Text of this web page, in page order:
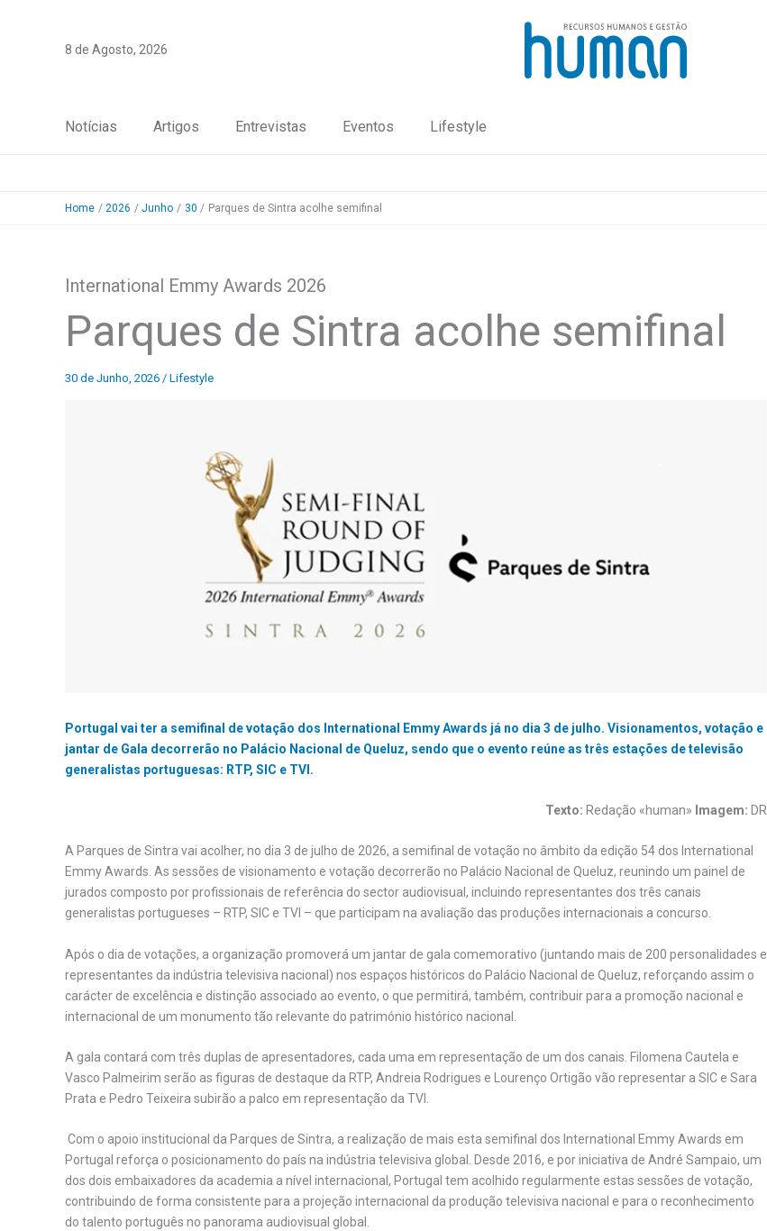
8 de Agosto, 2026
Notícias Artigos Entrevistas Eventos Lifestyle
Home 2026 Junho 30 Parques de Sintra acolhe semifinal
International Emmy Awards 2026
Parques de Sintra acolhe semifinal
30 de Junho, 2026 / Lifestyle
Portugal vai ter a semifinal de votação dos International Emmy Awards já no dia 3 de julho. Visionamentos, votação e
jantar de Gala decorrerão no Palácio Nacional de Queluz, sendo que o evento reúne as três estações de televisão
generalistas portuguesas: RTP, SIC e TVI.
Texto: Redação «human» Imagem: DR
A Parques de Sintra vai acolher, no dia 3 de julho de 2026, a semifinal de votação no âmbito da edição 54 dos International
Emmy Awards. As sessões de visionamento e votação decorrerão no Palácio Nacional de Queluz, reunindo um painel de
jurados composto por profissionais de referência do sector audiovisual, incluindo representantes dos três canais
generalistas portugueses – RTP, SIC e TVI – que participam na avaliação das produções internacionais a concurso.
Após o dia de votações, a organização promoverá um jantar de gala comemorativo (juntando mais de 200 personalidades e
representantes da indústria televisiva nacional) nos espaços históricos do Palácio Nacional de Queluz, reforçando assim o
carácter de excelência e distinção associado ao evento, o que permitirá, também, contribuir para a promoção nacional e
internacional de um monumento tão relevante do património histórico nacional.
A gala contará com três duplas de apresentadores, cada uma em representação de um dos canais. Filomena Cautela e
Vasco Palmeirim serão as figuras de destaque da RTP, Andreia Rodrigues e Lourenço Ortigão vão representar a SIC e Sara
Prata e Pedro Teixeira subirão a palco em representação da TVI.
Com o apoio institucional da Parques de Sintra, a realização de mais esta semifinal dos International Emmy Awards em
Portugal reforça o posicionamento do país na indústria televisiva global. Desde 2016, e por iniciativa de André Sampaio, um
dos dois embaixadores da academia a nível internacional, Portugal tem acolhido regularmente estas sessões de votação,
contribuindo de forma consistente para a projeção internacional da produção televisiva nacional e para o reconhecimento
do talento português no panorama audiovisual global.